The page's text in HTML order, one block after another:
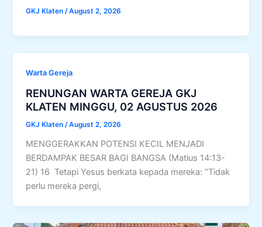
GKJ Klaten /August 2, 2026
Warta Gereja
RENUNGAN WARTA GEREJA GKJ
KLATEN MINGGU, 02 AGUSTUS 2026
GKJ Klaten/August 2, 2026
MENGGERAKKAN POTENSI KECIL MENJADI
BERDAMPAK BESAR BAGI BANGSA (Matius 14:13-
21) 16 Tetapi Yesus berkata kepada mereka: “Tidak
perlu mereka pergi,